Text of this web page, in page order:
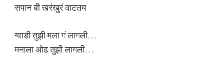
सपान बी खरंखुरं वाटतय
ग्वाडी तुझी मला गं लागली…
मनाला ओढ तुझी लागली…